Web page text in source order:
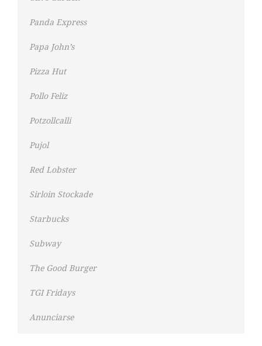
Panda Express
Papa John’s
Pizza Hut
Pollo Feliz
Potzollcalli
Pujol
Red Lobster
Sirloin Stockade
Starbucks
Subway
The Good Burger
TGI Fridays
Anunciarse